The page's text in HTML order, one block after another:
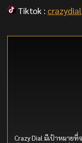
Tiktok : crazydial
Crazy Dial มีเป้าหมายที่